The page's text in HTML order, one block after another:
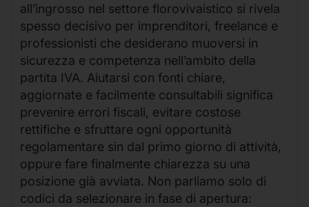
all’ingrosso nel settore florovivaistico si rivela
spesso decisivo per imprenditori, freelance e
professionisti che desiderano muoversi in
sicurezza e competenza nell’ambito della
partita IVA. Aiutarsi con fonti chiare,
aggiornate e facilmente consultabili significa
prevenire errori fiscali, evitare costose
rettifiche e sfruttare ogni opportunità
regolamentare sin dal primo giorno di attività,
oppure fare finalmente chiarezza su una
posizione già avviata. Non parliamo solo di
codici da selezionare in fase di apertura: